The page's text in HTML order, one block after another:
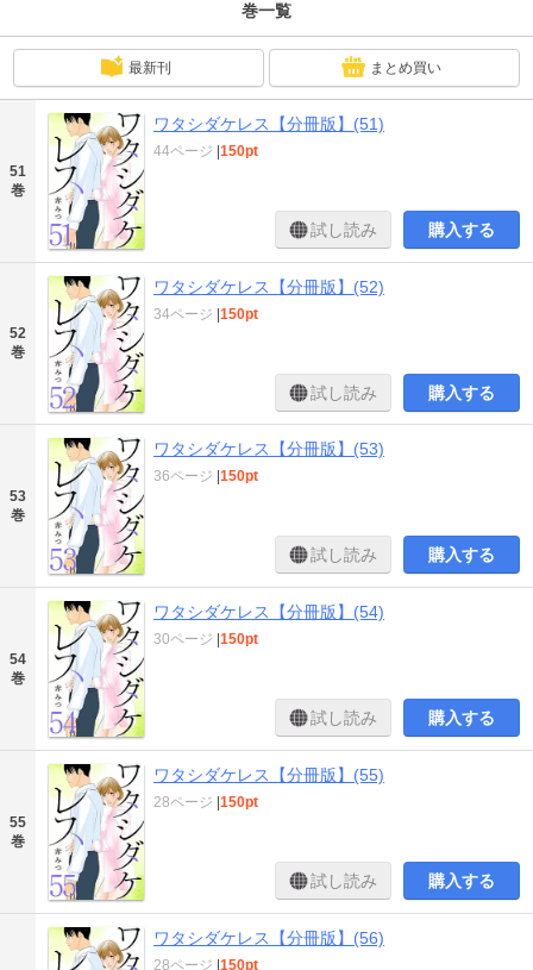
巻一覧
最新刊 まとめ買い
51
巻
ワタシダケレス【分冊版】(51)
44ページ 150pt
試し読み 購入する
52
巻
ワタシダケレス【分冊版】(52)
34ページ 150pt
試し読み 購入する
53
巻
ワタシダケレス【分冊版】(53)
36ページ 150pt
試し読み 購入する
54
巻
ワタシダケレス【分冊版】(54)
30ページ 150pt
試し読み 購入する
55
巻
ワタシダケレス【分冊版】(55)
28ページ 150pt
試し読み 購入する
ワタシダケレス【分冊版】(56)
28ページ 150pt